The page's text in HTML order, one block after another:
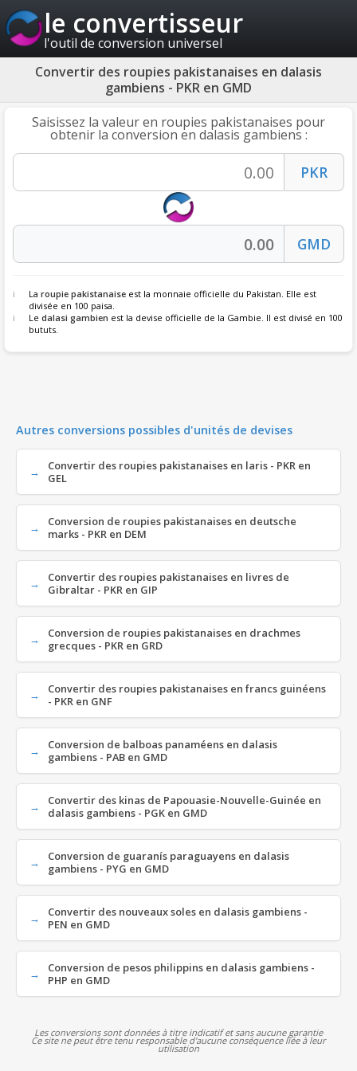
le convertisseur
l'outil de conversion universel
Convertir des roupies pakistanaises en dalasis
gambiens - PKR en GMD
Saisissez la valeur en roupies pakistanaises pour
obtenir la conversion en dalasis gambiens :
La roupie pakistanaise est la monnaie officielle du Pakistan. Elle est
divisée en 100 paisa.
Le dalasi gambien est la devise officielle de la Gambie. Il est divisé en 100
bututs.
Autres conversions possibles d'unités de devises
Convertir des roupies pakistanaises en laris - PKR en
GEL
Conversion de roupies pakistanaises en deutsche
marks - PKR en DEM
Convertir des roupies pakistanaises en livres de
Gibraltar - PKR en GIP
Conversion de roupies pakistanaises en drachmes
grecques - PKR en GRD
Convertir des roupies pakistanaises en francs guinéens
- PKR en GNF
Conversion de balboas panaméens en dalasis
gambiens - PAB en GMD
Convertir des kinas de Papouasie-Nouvelle-Guinée en
dalasis gambiens - PGK en GMD
Conversion de guaranís paraguayens en dalasis
gambiens - PYG en GMD
Convertir des nouveaux soles en dalasis gambiens -
PEN en GMD
Conversion de pesos philippins en dalasis gambiens -
PHP en GMD
Les conversions sont données à titre indicatif et sans aucune garantie
Ce site ne peut être tenu responsable d'aucune conséquence liée à leur
utilisation